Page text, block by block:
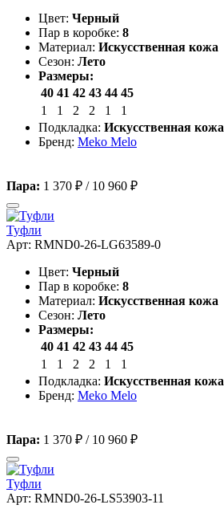
Цвет: Черный
Пар в коробке: 8
Материал: Искусственная кожа
Сезон: Лето
Размеры:
40 41 42 43 44 45
1
1 2 2 1
1
Подкладка: Искусственная кожа
Бренд: Meko Melo
Пара: 1 370 ₽ / 10 960 ₽
Туфли
Арт: RMND0-26-LG63589-0
Цвет: Черный
Пар в коробке: 8
Материал: Искусственная кожа
Сезон: Лето
Размеры:
40 41 42 43 44 45
1
1 2 2 1
1
Подкладка: Искусственная кожа
Бренд: Meko Melo
Пара: 1 370 ₽ / 10 960 ₽
Туфли
Арт: RMND0-26-LS53903-11